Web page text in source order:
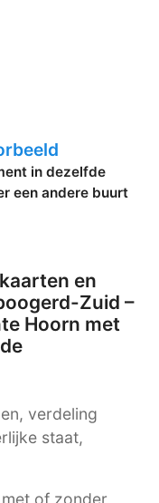
in dezelfde
een andere buurt
en
Zuid –
Hoorn met
verdeling
staat,
of zonder